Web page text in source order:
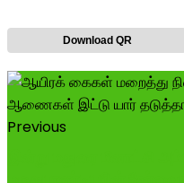
Download QR
Previous